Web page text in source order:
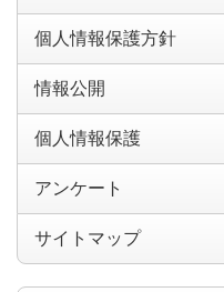
個人情報保護方針
情報公開
個人情報保護
アンケート
サイトマップ